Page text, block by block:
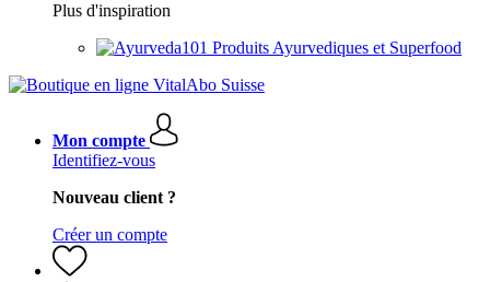
Plus d'inspiration
Produits Ayurvediques et Superfood
Mon compte
Identifiez-vous
Nouveau client ?
Créer un compte